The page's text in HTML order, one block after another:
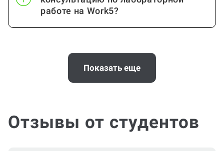
работе на Work5?
Когда и как нужно оплачивать
Показать еще
Отзывы от студентов